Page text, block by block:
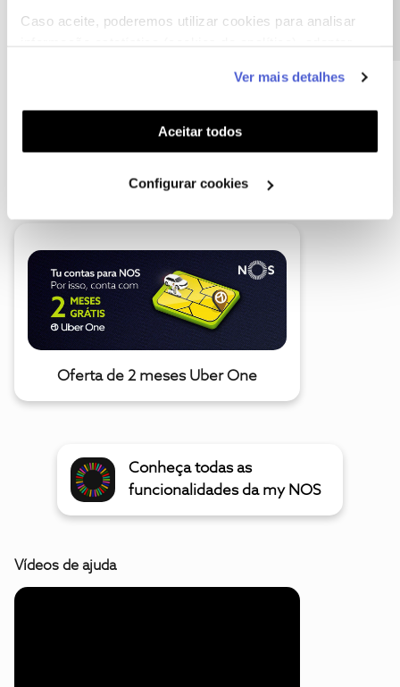
Caso aceite, poderemos utilizar cookies para analisar
funcionalidades (cookies de personalização e
funcionalidade) e adaptar anúncios aos seus interesses
(cookies de publicidade personalizada). Pode gerir a
utilização dos cookies clicando em "Configurar
Ver mais detalhes
Aceitar todos
Configurar cookies
Oferta de 2 meses Uber One
Conheça todas as
funcionalidades da my NOS
Vídeos de ajuda